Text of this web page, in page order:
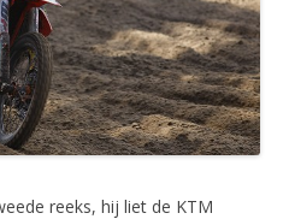
reeks, hij liet de KTM